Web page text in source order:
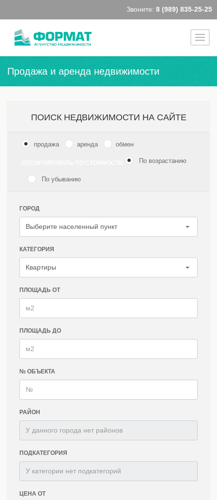
Звоните: 8 (989) 835-25-25
Продажа и аренда недвижимости
ПОИСК НЕДВИЖИМОСТИ НА САЙТЕ
продажа аренда обмен
По возрастанию
По убыванию
ГОРОД
КАТЕГОРИЯ
ПЛОЩАДЬ ОТ
ПЛОЩАДЬ ДО
№ ОБЪЕКТА
РАЙОН
ПОДКАТЕГОРИЯ
ЦЕНА ОТ